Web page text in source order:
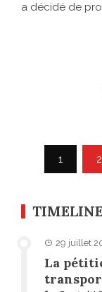
a décidé de
des
1 2
TIMELINE
29 juillet
La